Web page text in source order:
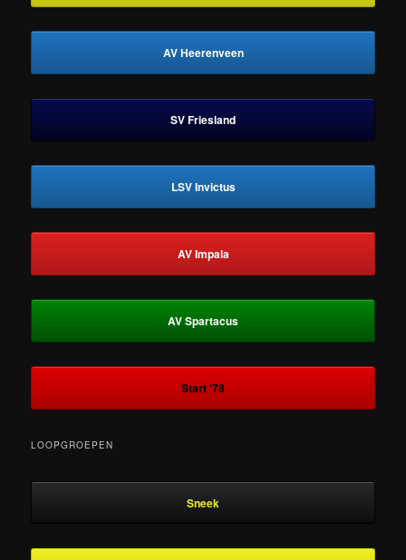
AV Heerenveen
SV Friesland
LSV Invictus
AV Impala
AV Spartacus
Start ‘78
LOOPGROEPEN
Sneek